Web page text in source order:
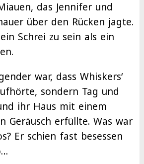
das Jennifer und
über den Rücken jagte.
Schrei zu sein als ein
war, dass Whiskers‘
sondern Tag und
ihr Haus mit einem
Geräusch erfüllte. Was war
Er schien fast besessen